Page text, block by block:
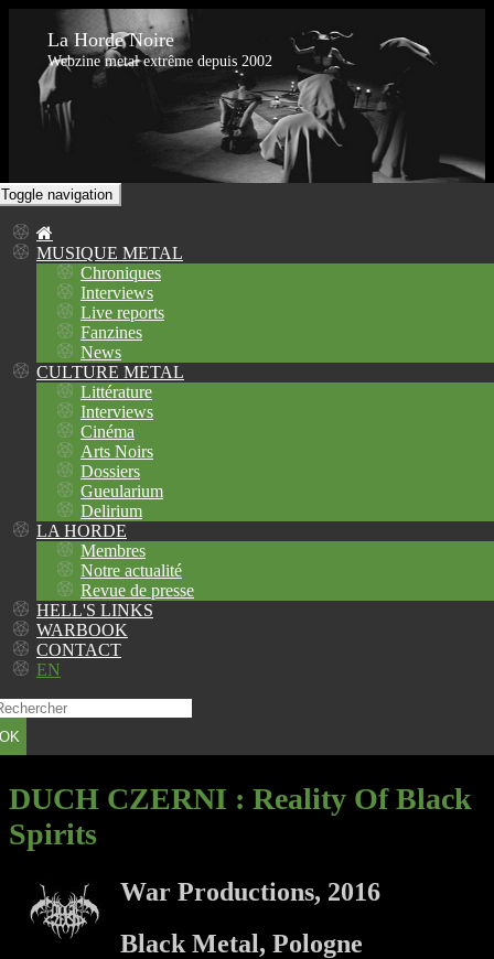
La Horde Noire
Webzine metal extrême depuis 2002
Toggle navigation
MUSIQUE METAL
Chroniques
Interviews
Live reports
Fanzines
News
CULTURE METAL
Littérature
Interviews
Cinéma
Arts Noirs
Dossiers
Gueularium
Delirium
LA HORDE
Membres
Notre actualité
Revue de presse
HELL'S LINKS
WARBOOK
CONTACT
EN
OK
DUCH CZERNI : Reality Of Black
Spirits
War Productions, 2016
Black Metal, Pologne